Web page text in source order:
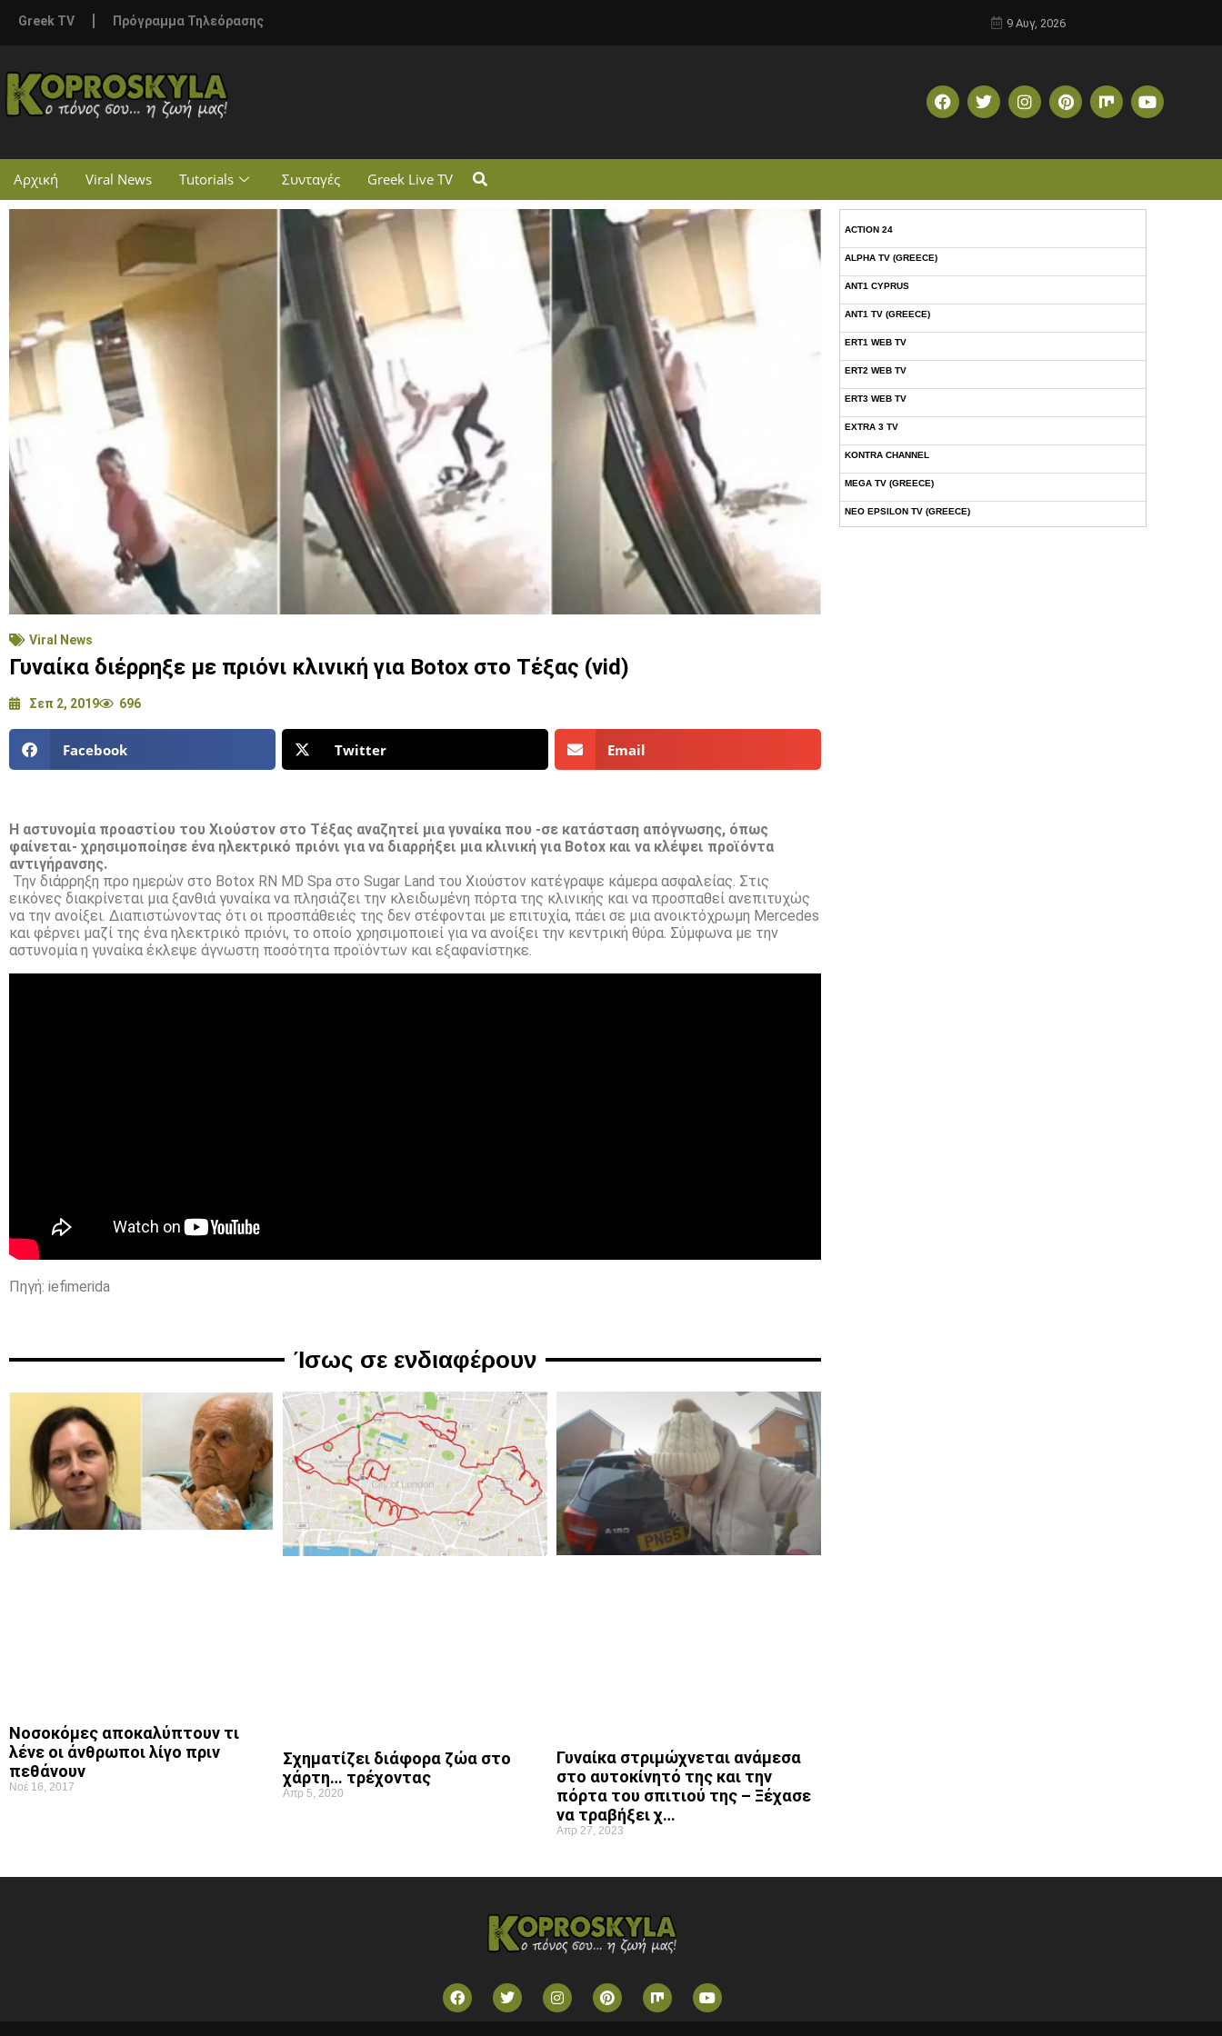
Greek TV Πρόγραμμα Τηλεόρασης 9 Αυγ, 2026
Αρχική Viral News Tutorials Συνταγές Greek Live TV
Viral News
Γυναίκα διέρρηξε με πριόνι κλινική για Botox στο Τέξας (vid)
Σεπ 2, 2019 696
Facebook Twitter Email
H αστυνομία προαστίου του Χιούστον στο Τέξας αναζητεί μια γυναίκα που -σε κατάσταση απόγνωσης, όπως
φαίνεται- χρησιμοποίησε ένα ηλεκτρικό πριόνι για να διαρρήξει μια κλινική για Botox και να κλέψει προϊόντα
αντιγήρανσης.
Την διάρρηξη προ ημερών στο Botox RN MD Spa στο Sugar Land του Χιούστον κατέγραψε κάμερα ασφαλείας. Στις
εικόνες διακρίνεται μια ξανθιά γυναίκα να πλησιάζει την κλειδωμένη πόρτα της κλινικής και να προσπαθεί ανεπιτυχώς
να την ανοίξει. Διαπιστώνοντας ότι οι προσπάθειές της δεν στέφονται με επιτυχία, πάει σε μια ανοικτόχρωμη Mercedes
και φέρνει μαζί της ένα ηλεκτρικό πριόνι, το οποίο χρησιμοποιεί για να ανοίξει την κεντρική θύρα. Σύμφωνα με την
αστυνομία η γυναίκα έκλεψε άγνωστη ποσότητα προϊόντων και εξαφανίστηκε.
Πηγή: iefimerida
Ίσως σε ενδιαφέρουν
Νοσοκόμες αποκαλύπτουν τι
λένε οι άνθρωποι λίγο πριν
πεθάνουν
Νοέ 16, 2017
Σχηματίζει διάφορα ζώα στο
χάρτη… τρέχοντας
Απρ 5, 2020
Γυναίκα στριμώχνεται ανάμεσα
στο αυτοκίνητό της και την
πόρτα του σπιτιού της – Ξέχασε
να τραβήξει χ…
Απρ 27, 2023
ACTION 24
ALPHA TV (GREECE)
ANT1 CYPRUS
ANT1 TV (GREECE)
ERT1 WEB TV
ERT2 WEB TV
ERT3 WEB TV
EXTRA 3 TV
KONTRA CHANNEL
MEGA TV (GREECE)
NEO EPSILON TV (GREECE)